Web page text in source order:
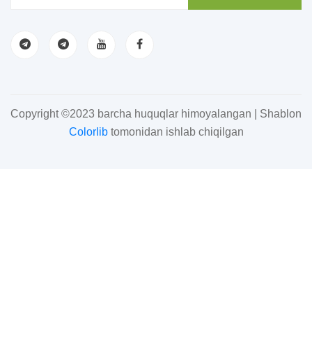
Copyright ©2023 barcha huquqlar himoyalangan | Shablon
Colorlibtomonidan ishlab chiqilgan